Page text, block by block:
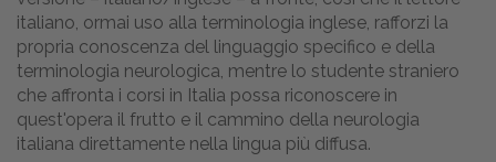
italiano, ormai uso alla terminologia inglese, rafforzi la
propria conoscenza del linguaggio specifico e della
terminologia neurologica, mentre lo studente straniero
che affronta i corsi in Italia possa riconoscere in
quest'opera il frutto e il cammino della neurologia
italiana direttamente nella lingua più diffusa.